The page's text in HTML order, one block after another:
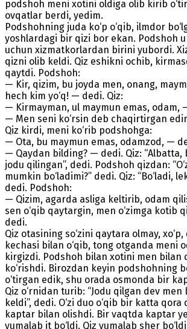
podshoh meni xotini oldiga olib kirib
ovqatlar berdi, yedim.
Podshohning juda ko‘p o‘qib, ilmdor
yoshlardagi bir qizi bor ekan. Podshoh
uchun xizmatkorlardan birini yubordi.
qizni olib keldi. Qiz eshikni ochib,
qaytdi. Podshoh:
— Kir, qizim, bu joyda men, onang,
hech kim yo‘q! — dedi. Qiz:
— Kirmayman, ul maymun emas, odam,
— Men seni ko‘rsin deb chaqirtirgan
Qiz kirdi, meni ko‘rib podshohga:
— Ota, bu maymun emas, odamzod, —
— Qaydan bilding? — dedi. Qiz: “Albatta,
jodu qilingan”, dedi. Podshoh qizdan:
mumkin bo‘ladimi?” dedi. Qiz: “Bo‘ladi,
dedi. Podshoh:
— Qizim, agarda asliga keltirib, odam
sen o‘qib qaytargin, men o‘zimga kotib
dedi.
Qiz otasining so‘zini qaytara olmay,
kechasi bilan o‘qib, tong otganda meni
kirgizdi. Podshoh bilan xotini men bilan
ko‘rishdi. Birozdan keyin podshohning
o‘tirgan edik, shu orada osmonda bir
Qiz o‘rnidan turib: “Jodu qilgan dev
keldi”, dedi. O‘zi duo o‘qib bir katta qora
kaptar bilan olishdi. Bir vaqtda kaptar
yumalab it bo‘ldi. Qiz yumalab sher